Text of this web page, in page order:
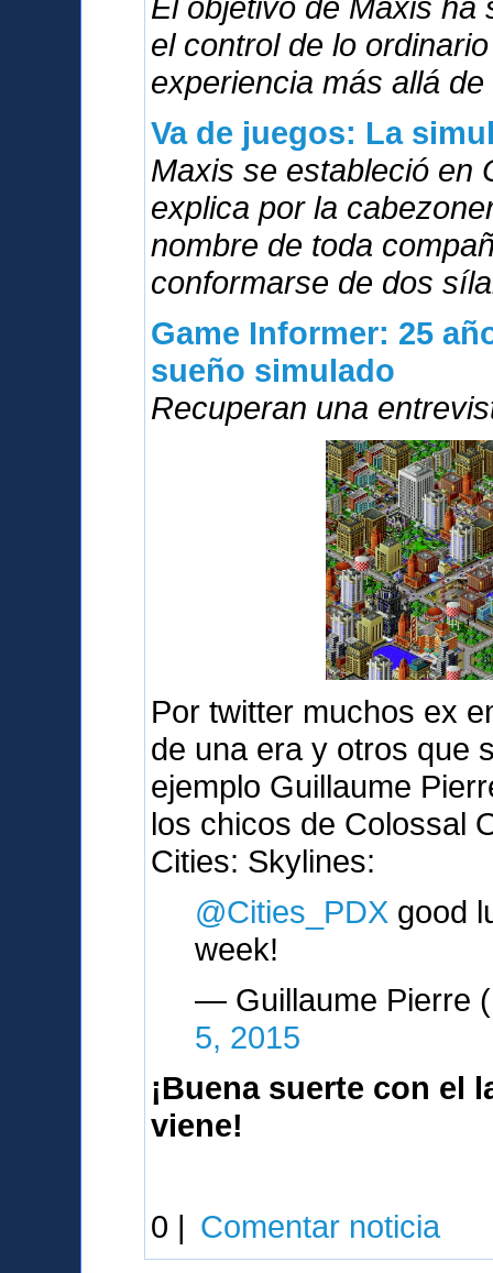
El objetivo de Maxis ha
el control de lo
experiencia más allá
Va de juegos: La
Maxis se estableció en
explica por la
nombre de toda
conformarse de dos
Game Informer: 25
sueño simulado
Recuperan una
Por twitter muchos ex
de una era y otros que
ejemplo Guillaume
los chicos de Colossal
Cities: Skylines:
@Cities_PDX good
week!
— Guillaume Pierre
5, 2015
¡Buena suerte con el
viene!
0 | Comentar noticia